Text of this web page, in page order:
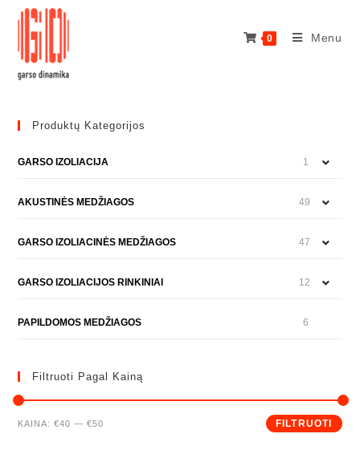
0 Menu
Produktų Kategorijos
GARSO IZOLIACIJA 1
AKUSTINĖS MEDŽIAGOS 49
GARSO IZOLIACINĖS MEDŽIAGOS 47
GARSO IZOLIACIJOS RINKINIAI 12
PAPILDOMOS MEDŽIAGOS 6
Filtruoti Pagal Kainą
Min
Maks
FILTRUOTI
KAINA:€40 —€50